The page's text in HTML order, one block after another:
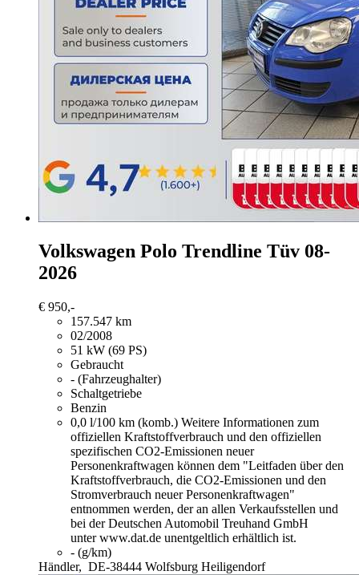
Volkswagen Polo Trendline Tüv 08-
2026
€ 950,-
157.547 km
02/2008
51 kW (69 PS)
Gebraucht
- (Fahrzeughalter)
Schaltgetriebe
Benzin
0,0 l/100 km (komb.) Weitere Informationen zum
offiziellen Kraftstoffverbrauch und den offiziellen
spezifischen CO2-Emissionen neuer
Personenkraftwagen können dem "Leitfaden über den
Kraftstoffverbrauch, die CO2-Emissionen und den
Stromverbrauch neuer Personenkraftwagen"
entnommen werden, der an allen Verkaufsstellen und
bei der Deutschen Automobil Treuhand GmbH
unter www.dat.de unentgeltlich erhältlich ist.
- (g/km)
Händler, DE-38444 Wolfsburg Heiligendorf